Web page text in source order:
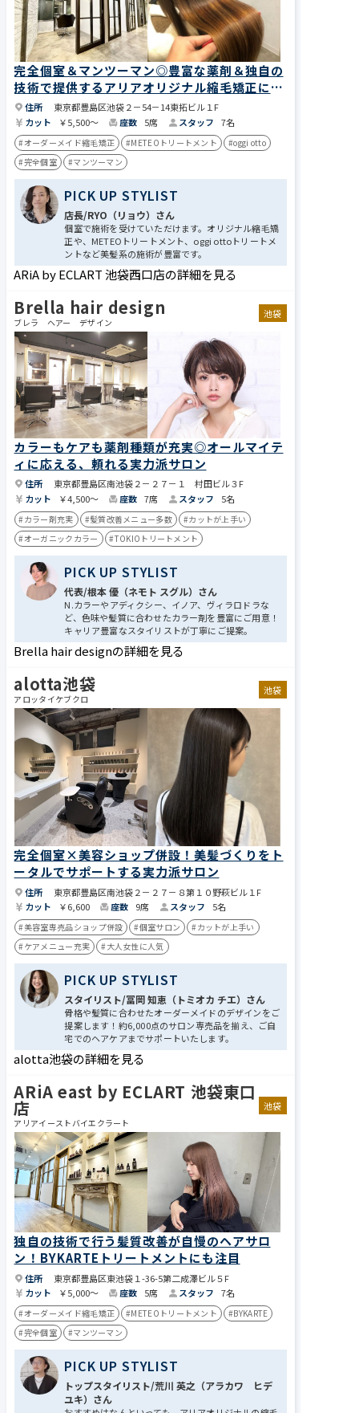
完全個室＆マンツーマン◎豊富な薬剤＆独自の
技術で提供するアリアオリジナル縮毛矯正に注
目住所
東京都豊島区池袋２－54－14東拓ビル１F
カット
￥5,500～ 座数 5席 スタッフ 7名
#オーダーメイド縮毛矯正 #METEOトリートメント
#oggi otto
#完全個室
#マンツーマン
PICK UP STYLIST
店長/RYO（リョウ）さん
個室で施術を受けていただけます。オリジナル縮毛矯
正や、METEOトリートメント、oggi ottoトリートメ
ントなど美髪系の施術が豊富です。
ARiA by ECLART 池袋西口店の詳細を見る
Brella hair design
ブレラ ヘアー デザイン
池袋
カラーもケアも薬剤種類が充実◎オールマイテ
ィに応える、頼れる実力派サロン
住所
東京都豊島区南池袋２－２７－１ 村田ビル３F
カット
￥4,500～ 座数 7席 スタッフ 5名
#カラー剤充実 #髪質改善メニュー多数
#カットが上手い
#オーガニックカラー
#TOKIOトリートメント
PICK UP STYLIST
代表/根本 優（ネモト スグル）さん
N.カラーやアディクシー、イノア、ヴィラロドラな
ど、色味や髪質に合わせたカラー剤を豊富にご用意！
キャリア豊富なスタイリストが丁寧にご提案。
Brella hair designの詳細を見る
alotta池袋
アロッタイケブクロ
池袋
完全個室×美容ショップ併設！美髪づくりをト
ータルでサポートする実力派サロン
住所
東京都豊島区南池袋２－２７－８第１０野萩ビル１F
カット
￥6,600 座数 9席 スタッフ 5名
#美容室専売品ショップ併設 #個室サロン
#カットが上手い
#ケアメニュー充実
#大人女性に人気
PICK UP STYLIST
スタイリスト/冨岡 知恵（トミオカ チエ）さん
骨格や髪質に合わせたオーダーメイドのデザインをご
提案します！約6,000点のサロン専売品を揃え、ご自
宅でのヘアケアまでサポートいたします。
alotta池袋の詳細を見る
ARiA east by ECLART 池袋東口
店
アリアイーストバイエクラート
池袋
独自の技術で行う髪質改善が自慢のヘアサロ
ン！BYKARTEトリートメントにも注目
住所
東京都豊島区東池袋１-36-5第二成澤ビル５F
カット
￥5,000～ 座数 5席 スタッフ 7名
#オーダーメイド縮毛矯正 #METEOトリートメント
#BYKARTE
#完全個室
#マンツーマン
PICK UP STYLIST
トップスタイリスト/荒川 英之（アラカワ ヒデ
ユキ）さん